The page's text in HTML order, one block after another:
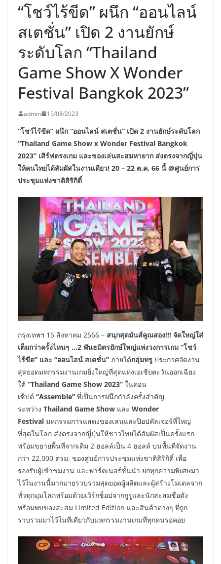
“โชว์ไร้ขีด” ผนึก “ออนไลน์
สเตชั่น” เปิด 2 งานยักษ์
ระดับโลก “Thailand
Game Show X Wonder
Festival Bangkok 2023”
admin 15/08/2023
“โชว์ไร้ขีด” ผนึก “ออนไลน์ สเตชั่น” เปิด 2 งานยักษ์ระดับโลก
“Thailand Game Show x Wonder Festival Bangkok
2023” เสิร์ฟตรงเกม และของเล่นสะสมหายาก ส่งตรงจากญี่ปุ่น
ให้คนไทยได้สัมผัสในงานเดียว! 20 – 22 ต.ค. 66 นี้ @ศูนย์การ
ประชุมแห่งชาติสิริกิติ์
กรุงเทพฯ 15 สิงหาคม 2566 – สนุกสุดมันส์คูณสอง!!! จัดใหญ่ใส่
เต็มกว่าครั้งไหนๆ …2 พันธมิตรยักษ์ใหญ่แห่งวงการเกม “โชว์
ไร้ขีด” และ “ออนไลน์ สเตชั่น” ภายใต้กลุ่มทรู ประกาศจัดงาน
สุดยอดมหกรรมงานเกมยิ่งใหญ่ที่สุดแห่งเอเชียตะวันออกเฉียง
ใต้ “Thailand Game Show 2023” ในคอน
เซ็ปต์ “Assemble” ที่เป็นการผนึกกำลังครั้งสำคัญ
ระหว่าง Thailand Game Show และ Wonder
Festival มหกรรมการแสดงของเล่นและป๊อปคัลเจอร์ที่ใหญ่
ที่สุดในโลก ส่งตรงจากญี่ปุ่นให้ชาวไทยได้สัมผัสเป็นครั้งแรก
พร้อมขยายพื้นที่จากเดิม 2 ฮอลล์เป็น 4 ฮอลล์ บนพื้นที่จัดงาน
กว่า 22,000 ตรม. ของศูนย์การประชุมแห่งชาติสิริกิติ์ เพื่อ
รองรับผู้เข้าชมงาน และพาร์ตเนอร์ชั้นนำ ยกทุกความพิเศษมา
ไว้ในงานนี้มากมายรวบรวมสุดยอดผู้ผลิตและผู้สร้างโมเดลจาก
ทั่วทุกมุมโลกพร้อมด้วยเวิร์กช็อปจากกูรูและนักสะสมชื่อดัง
พร้อมพบของสะสม Limited Edition และสินค้าต่างๆ ที่ถูก
รวบรวมมาไว้ในที่เดียวกับมหกรรมงานเกมที่ทุกคนรอคอย